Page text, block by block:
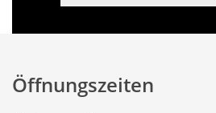
Öffnungszeiten